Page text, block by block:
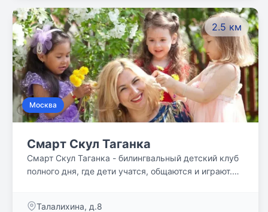
2.5 км
Москва
Смарт Скул Таганка
Смарт Скул Таганка - билингвальный детский клуб
полного дня, где дети учатся, общаются и играют.
Талалихина, д.8